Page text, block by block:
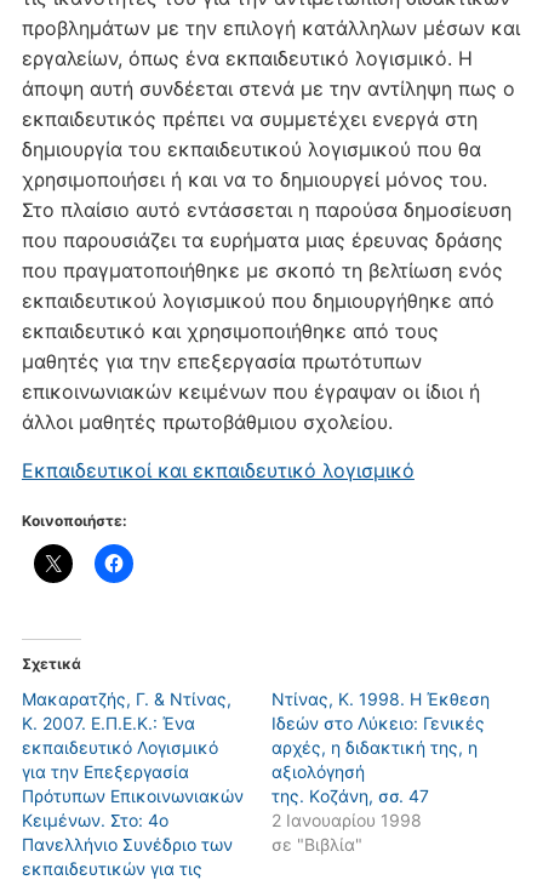
προβλημάτων με την επιλογή κατάλληλων μέσων και
εργαλείων, όπως ένα εκπαιδευτικό λογισμικό. Η
άποψη αυτή συνδέεται στενά με την αντίληψη πως ο
εκπαιδευτικός πρέπει να συμμετέχει ενεργά στη
δημιουργία του εκπαιδευτικού λογισμικού που θα
χρησιμοποιήσει ή και να το δημιουργεί μόνος του.
Στο πλαίσιο αυτό εντάσσεται η παρούσα δημοσίευση
που παρουσιάζει τα ευρήματα μιας έρευνας δράσης
που πραγματοποιήθηκε με σκοπό τη βελτίωση ενός
εκπαιδευτικού λογισμικού που δημιουργήθηκε από
εκπαιδευτικό και χρησιμοποιήθηκε από τους
μαθητές για την επεξεργασία πρωτότυπων
επικοινωνιακών κειμένων που έγραψαν οι ίδιοι ή
άλλοι μαθητές πρωτοβάθμιου σχολείου.
Εκπαιδευτικοί και εκπαιδευτικό λογισμικό
Κοινοποιήστε:
Σχετικά
Μακαρατζής, Γ. & Ντίνας,
Κ. 2007. Ε.Π.Ε.Κ.: Ένα
εκπαιδευτικό Λογισμικό
για την Επεξεργασία
Πρότυπων Επικοινωνιακών
Κειμένων. Στο: 4ο
Πανελλήνιο Συνέδριο των
εκπαιδευτικών για τις
Ντίνας, Κ. 1998. H Έκθεση
Iδεών στο Λύκειο: Γενικές
αρχές, η διδακτική της, η
αξιολόγησή
της. Kοζάνη, σσ. 47
2 Ιανουαρίου 1998
σε "Βιβλία"